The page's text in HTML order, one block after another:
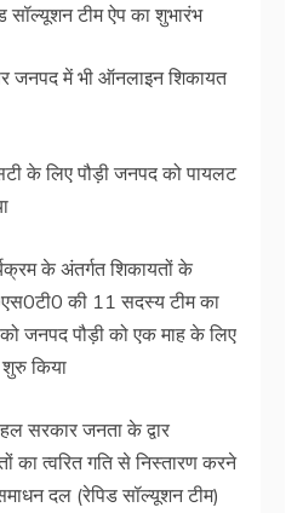
सॉल्यूशन टीम ऐप का शुभारंभ
जनपद में भी ऑनलाइन शिकायत
के लिए पौड़ी जनपद को पायलट
के अंतर्गत शिकायतों के
की 11 सदस्य टीम का
जनपद पौड़ी को एक माह के लिए
किया
सरकार जनता के द्वार
का त्वरित गति से निस्तारण करने
दल (रेपिड सॉल्यूशन टीम)